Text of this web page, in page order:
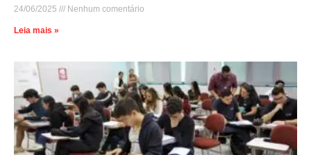
24/06/2025 Nenhum comentário
Leia mais »